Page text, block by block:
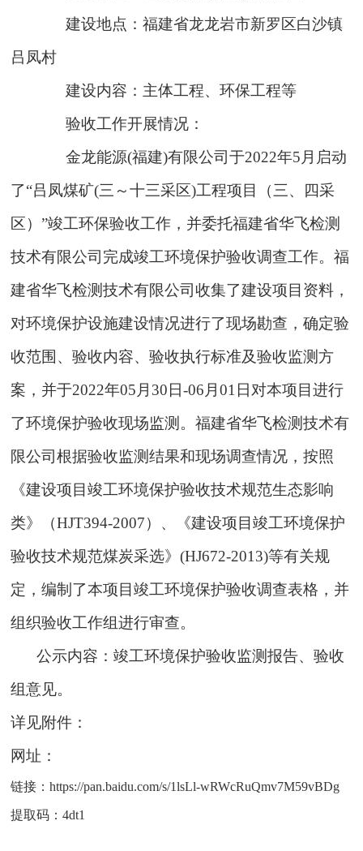
建设地点 ：福建省龙龙岩市新罗区白沙镇
吕凤村
建设内容：主体工程、环保工程等
验收工作开展情况：
金龙能源(福建)有限公司于2022年5 月启动
了“吕凤煤矿(三～十三采区)工程项目（三、四采
区）”竣工环保验收工作，并委托福建省华飞检测
技术有限公司完成竣工环境保护验收调查工作。福
建省华飞检测技术有限公司收集了建设项目资料，
对环境保护设施建设情况进行了现场勘查，确定验
收范围、验收内容、验收执行标准及验收监测方
案，并于2022年05 月 30日-06 月01 日对本项目进行
了环境保护验收现场监测。福建省华飞检测技术有
限公司根据验收监测结果和现场调查情况 ，按照
《建设项目竣工环境保护验收技术规范生态影响
类》（HJT394-2007）、
《建设项目竣工环境保护
验收技术规范煤炭采选》(HJ672-2013)等有关规
定，编制 了本项目竣工环境保护验收调查表格 ，并
组织验收工作组进行审查。
公示内容：竣工环境保护验收监测报告、验收
组意见。
详见附件：
网址：
链接：https://pan.baidu.com/s/1lsLl-wRWcRuQmv7M59vBDg
提取码：4dt1